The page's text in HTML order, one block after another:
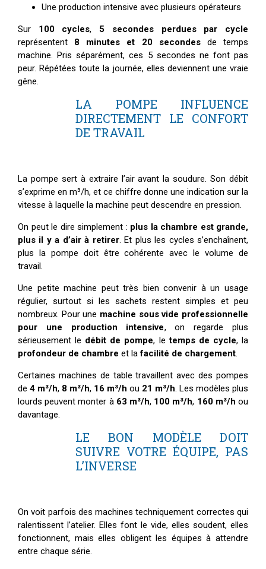
Une production intensive avec plusieurs opérateurs
Sur 100 cycles, 5 secondes perdues par cycle
représentent 8 minutes et 20 secondesde temps
machine. Pris séparément, ces 5 secondes ne font pas
peur. Répétées toute la journée, elles deviennent une vraie
gêne.
LA POMPE INFLUENCE
DIRECTEMENT LE CONFORT
DE TRAVAIL
La pompe sert à extraire l’air avant la soudure. Son débit
s’exprime en m³/h, et ce chiffre donne une indication sur la
vitesse à laquelle la machine peut descendre en pression.
On peut le dire simplement : plus la chambre est grande,
plus il y a d’air à retirer. Et plus les cycles s’enchaînent,
plus la pompe doit être cohérente avec le volume de
travail.
Une petite machine peut très bien convenir à un usage
régulier, surtout si les sachets restent simples et peu
nombreux. Pour une machine sous vide professionnelle
pour une production intensive, on regarde plus
sérieusement le débit de pompe, letemps de cycle, la
profondeur de chambre et lafacilité de chargement
Certaines machines de table travaillent avec des pompes
de 4 m³/h, 8 m³/h, 16 m³/h ou 21 m³/h . Les modèles plus
lourds peuvent monter à 63 m³/h, 100 m³/h, 160 m³/h ou
davantage.
LE BON MODÈLE DOIT
SUIVRE VOTRE ÉQUIPE, PAS
L’INVERSE
On voit parfois des machines techniquement correctes qui
ralentissent l’atelier. Elles font le vide, elles soudent, elles
fonctionnent, mais elles obligent les équipes à attendre
entre chaque série.